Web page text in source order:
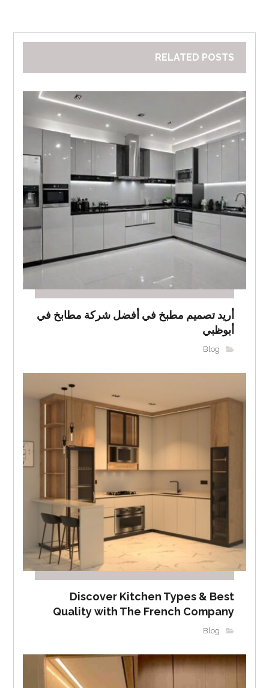
RELATED POSTS
أريد تصميم مطبخ في أفضل شركة مطابخ في
أبوظبي
Blog
Discover Kitchen Types & Best
Quality with The French Company
Blog